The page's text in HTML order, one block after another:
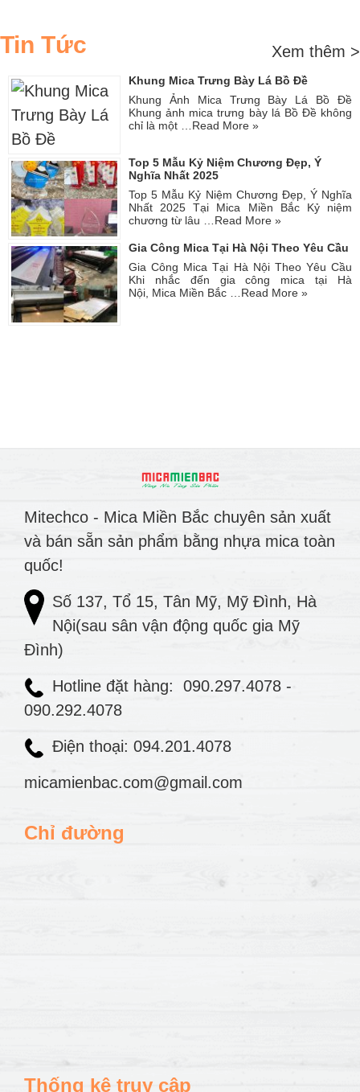
Tin Tức Xem thêm >
Khung Mica Trưng Bày Lá Bồ Đề
Khung Ảnh Mica Trưng Bày Lá Bồ Đề
Khung ảnh mica trưng bày lá Bồ Đề không
chỉ là một … Read More »
Top 5 Mẫu Kỷ Niệm Chương Đẹp, Ý
Nghĩa Nhất 2025
Top 5 Mẫu Kỷ Niệm Chương Đẹp, Ý Nghĩa
Nhất 2025 Tại Mica Miền Bắc Kỷ niệm
chương từ lâu … Read More »
Gia Công Mica Tại Hà Nội Theo Yêu Cầu
Gia Công Mica Tại Hà Nội Theo Yêu Cầu
Khi nhắc đến gia công mica tại Hà
Nội, Mica Miền Bắc …Read More »
Mitechco - Mica Miền Bắc chuyên sản xuất
và bán sẵn sản phẩm bằng nhựa mica toàn
quốc!
Số 137, Tổ 15, Tân Mỹ, Mỹ Đình, Hà
Nội(sau sân vận động quốc gia Mỹ
Đình)
Hotline đặt hàng: 090.297.4078 -
090.292.4078
Điện thoại: 094.201.4078
micamienbac.com@gmail.com
Chỉ đường
Thống kê truy cập